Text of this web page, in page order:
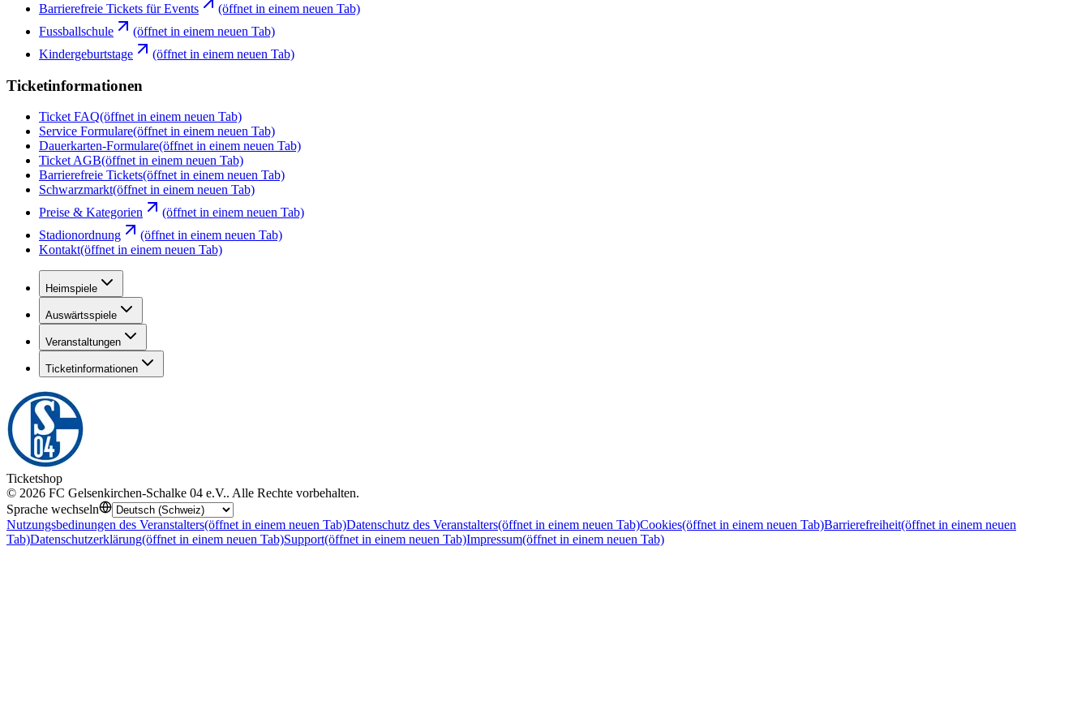
Barrierefreie Tickets für Events
(öffnet in einem neuen Tab)
Fussballschule
(öffnet in einem neuen Tab)
Kindergeburtstage
(öffnet in einem neuen Tab)
Ticketinformationen
Ticket FAQ(öffnet in einem neuen Tab)
Service Formulare(öffnet in einem neuen Tab)
Dauerkarten-Formulare(öffnet in einem neuen Tab)
Ticket AGB(öffnet in einem neuen Tab)
Barrierefreie Tickets(öffnet in einem neuen Tab)
Schwarzmarkt(öffnet in einem neuen Tab)
Preise & Kategorien
(öffnet in einem neuen Tab)
Stadionordnung
(öffnet in einem neuen Tab)
Kontakt(öffnet in einem neuen Tab)
Heimspiele
Auswärtsspiele
Veranstaltungen
Ticketinformationen
Ticketshop
© 2026 FC Gelsenkirchen-Schalke 04 e.V.. Alle Rechte vorbehalten.
Sprache wechseln
Nutzungsbedinungen des Veranstalters(öffnet in einem neuen Tab)Datenschutz des Veranstalters(öffnet in einem neuen Tab)Cookies(öffnet in einem neuen Tab)Barrierefreiheit(öffnet in einem neuen
Tab)Datenschutzerklärung(öffnet in einem neuen Tab)Support(öffnet in einem neuen Tab)Impressum(öffnet in einem neuen Tab)